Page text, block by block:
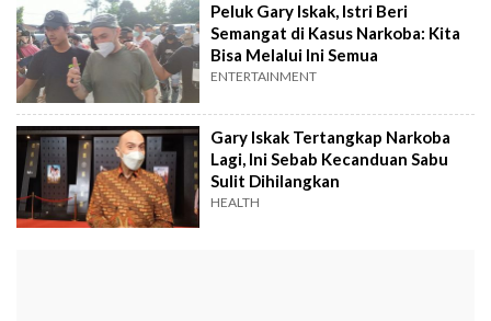
Peluk Gary Iskak, Istri Beri
Semangat di Kasus Narkoba: Kita
Bisa Melalui Ini Semua
ENTERTAINMENT
Gary Iskak Tertangkap Narkoba
Lagi, Ini Sebab Kecanduan Sabu
Sulit Dihilangkan
HEALTH